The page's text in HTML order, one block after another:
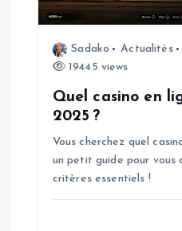
Sadako Actualités
19445 views
Quel casino en
2025 ?
Vous cherchez quel
un petit guide pour vous
critères essentiels !